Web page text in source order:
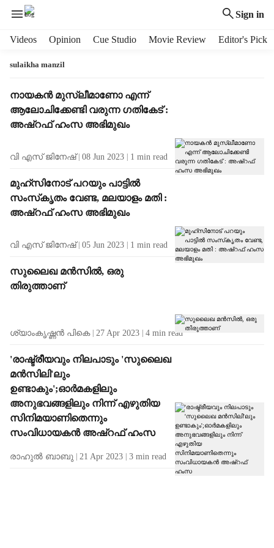
Sign in
Videos Opinion Cue Studio Movie Review Editor's Pick
sulaikha manzil
T
a
g
s
l
t
s
നായകന്‍ മുസ്ലീമാണോ എന്ന്
ആലോചിക്കേണ്ടി വരുന്ന ഗതികേട് :
അഷ്‌റഫ് ഹംസ അഭിമുഖം
വി എസ് ജിനേഷ്‌ 08 Jun 2023 1 min read
മുഹ്‌സിനോട് പറയും പാട്ടില്‍
സംസ്‌കൃതം വേണ്ട, മലയാളം മതി :
അഷ്‌റഫ് ഹംസ അഭിമുഖം
വി എസ് ജിനേഷ്‌ 05 Jun 2023 1 min read
സുലൈഖ മന്‍സില്‍, ഒരു
തിരുത്താണ്
ശ്യാംകൃഷ്ണന്‍ പികെ 27 Apr 2023 4 min read
'രാഷ്ട്രീയവും നിലപാടും 'സുലൈഖ
മൻസിലി'ലും
ഉണ്ടാകും';ഓർമകളിലും
അനുഭവങ്ങളിലും നിന്ന് എഴുതിയ
സിനിമയാണിതെന്നും
സംവിധായകൻ അഷ്‌റഫ് ഹംസ
രാഹുല്‍ ബാബു 21 Apr 2023 3 min read